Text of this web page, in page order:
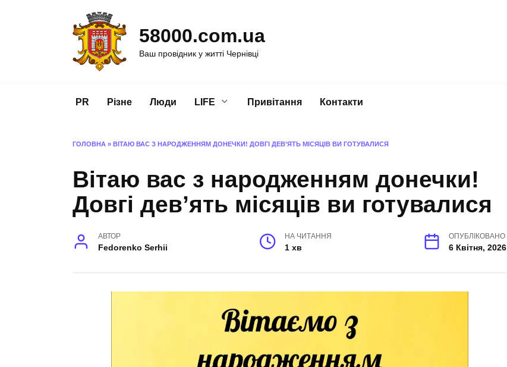
58000.com.ua
Ваш провідник у житті Чернівці
PR Різне Люди LIFE Привітання Контакти
ГОЛОВНА » ВІТАЮ ВАС З НАРОДЖЕННЯМ ДОНЕЧКИ! ДОВГІ ДЕВ’ЯТЬ МІСЯЦІВ ВИ ГОТУВАЛИСЯ
Вітаю вас з народженням донечки!
Довгі дев’ять місяців ви готувалися
АВТОР
Fedorenko Serhii
НА ЧИТАННЯ
1 хв
ОПУБЛІКОВАНО
6 Квітня, 2026